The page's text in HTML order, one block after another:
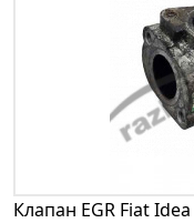
Клапан EGR Fiat